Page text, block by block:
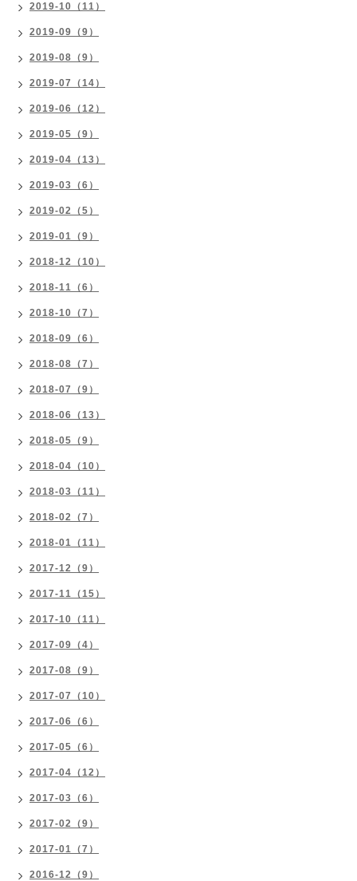
2019-10（11）
2019-09（9）
2019-08（9）
2019-07（14）
2019-06（12）
2019-05（9）
2019-04（13）
2019-03（6）
2019-02（5）
2019-01（9）
2018-12（10）
2018-11（6）
2018-10（7）
2018-09（6）
2018-08（7）
2018-07（9）
2018-06（13）
2018-05（9）
2018-04（10）
2018-03（11）
2018-02（7）
2018-01（11）
2017-12（9）
2017-11（15）
2017-10（11）
2017-09（4）
2017-08（9）
2017-07（10）
2017-06（6）
2017-05（6）
2017-04（12）
2017-03（6）
2017-02（9）
2017-01（7）
2016-12（9）